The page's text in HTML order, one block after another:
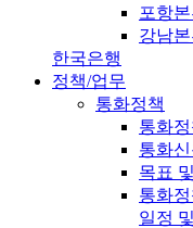
포항
강남
한국은행
정책/업무
통화정책
통화
통화
목표
통화
일정